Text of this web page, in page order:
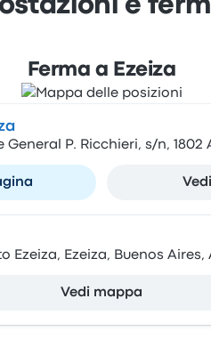
e
Ferma a Ezeiza
P. Ricchieri, s/n, 1802
Ezeiza, Ezeiza, Buenos Aires,
Vedi mappa